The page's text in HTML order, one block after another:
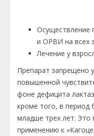
Осуществление
и ОРВИ на всех
Лечение у
Препарат запрещено
повышенной
фоне дефицита
кроме того, в период
младше трех лет. Это
применению к